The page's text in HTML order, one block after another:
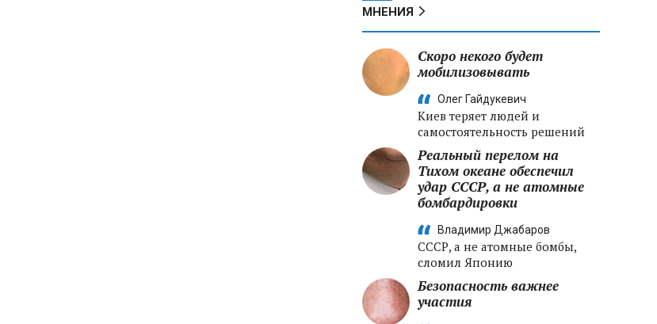
Харьковской области
криптообменников в «Москва-
Сити», через которую
украинские call-центры
выводили похищенные деньги
МНЕНИЯ
Скоро некого будет
мобилизовывать
Олег Гайдукевич
Киев теряет людей и
самостоятельность решений
Реальный перелом на
Тихом океане обеспечил
удар СССР, а не атомные
бомбардировки
Владимир Джабаров
СССР, а не атомные бомбы,
сломил Японию
Безопасность важнее
участия